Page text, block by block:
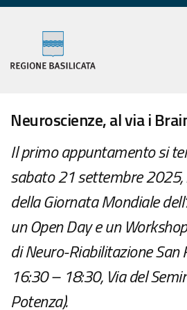
Neuroscienze, al via i
Il primo appuntamento si
sabato 21 settembre 2025,
della Giornata Mondiale
un Open Day e un
di Neuro-Riabilitazione San
16:30 – 18:30, Via del
Potenza).